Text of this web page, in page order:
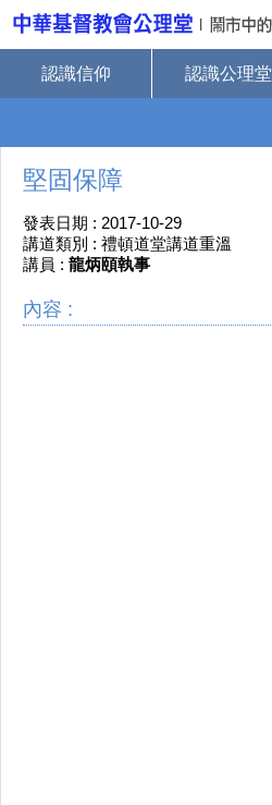
認識信仰 認識公理堂
堅固保障
發表日期 : 2017-10-29
講道類別 : 禮頓道堂講道重溫
講員 : 龍炳頤執事
內容 :